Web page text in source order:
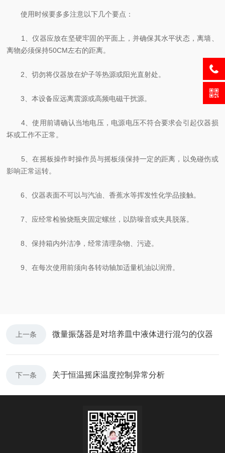
使用时候要多多注意以下几个要点：
1、仪器应放在坚硬牢固的平面上，并确保其水平状态，离墙、
离物必须保持50CM左右的距离。
2、切勿将仪器放在炉子等热源或阳光直射处。
3、本设备应远离震源或高频电磁干扰源。
4、使用前请确认当地电压，电源电压不符合要求会引起仪器损
坏或工作不正常。
5、在摇板操作时操作员与摇板须保持一定的距离，以免碰伤或
影响正常运转。
6、仪器表面不可以与汽油、香蕉水等挥发性化学品接触。
7、应经常检验烧瓶夹固定螺丝，以防噪音或夹具脱落。
8、保持箱内外洁净，经常清理杂物、污迹。
9、在每次使用前须向各转动轴加适量机油以润滑。
上一条 微量振荡器是对培养皿中液体进行混匀的仪器
下一条 关于恒温摇床温度控制异常分析